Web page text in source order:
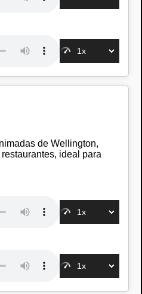
de Wellington,
ideal para